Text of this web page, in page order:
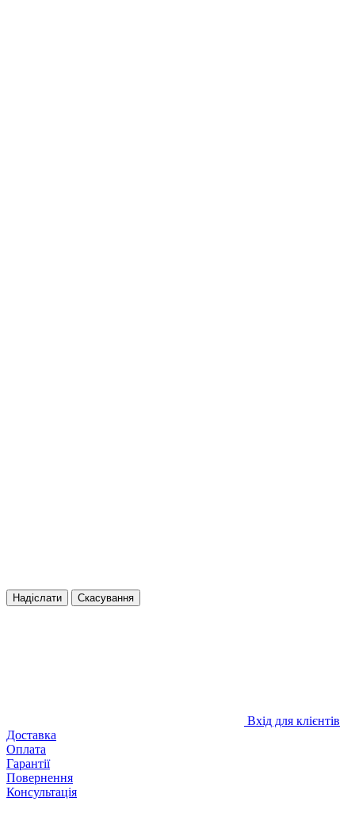
Надіслати Скасування
Вхід для клієнтів
Доставка
Оплата
Гарантії
Повернення
Консультація